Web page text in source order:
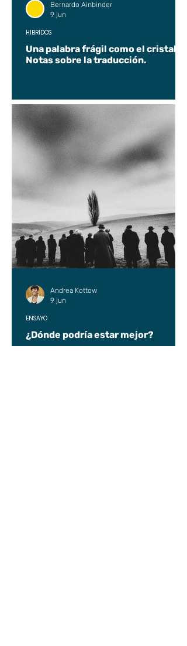
Una palabra frágil como el cristal.
Notas sobre la traducción.
HÍBRIDOS
Bernardo Ainbinder
9 jun
¿Dónde podría estar mejor?
ENSAYO
Andrea Kottow
9 jun